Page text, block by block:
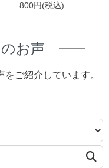
800円(税込)
お声
ご紹介しています。